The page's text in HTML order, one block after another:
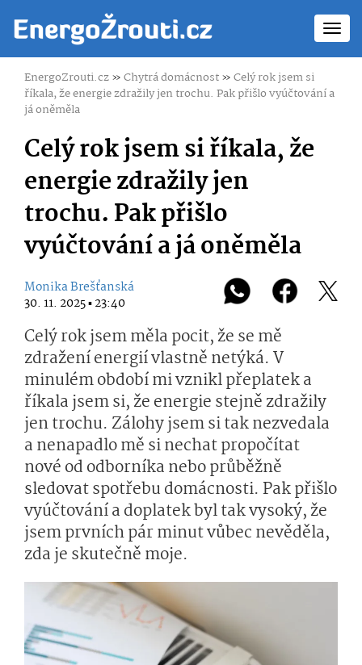
EnergoZrouti.cz»Chytrá domácnost»Celý rok jsem si
říkala, že energie zdražily jen trochu. Pak přišlo vyúčtování a
já oněměla
Celý rok jsem si říkala, že
energie zdražily jen
trochu. Pak přišlo
vyúčtování a já oněměla
Monika Brešťanská
30. 11. 2025 ▪ 23:40
Celý rok jsem měla pocit, že se mě
zdražení energií vlastně netýká. V
minulém období mi vznikl přeplatek a
říkala jsem si, že energie stejně zdražily
jen trochu. Zálohy jsem si tak nezvedala
a nenapadlo mě si nechat propočítat
nové od odborníka nebo průběžně
sledovat spotřebu domácnosti. Pak přišlo
vyúčtování a doplatek byl tak vysoký, že
jsem prvních pár minut vůbec nevěděla,
zda je skutečně moje.